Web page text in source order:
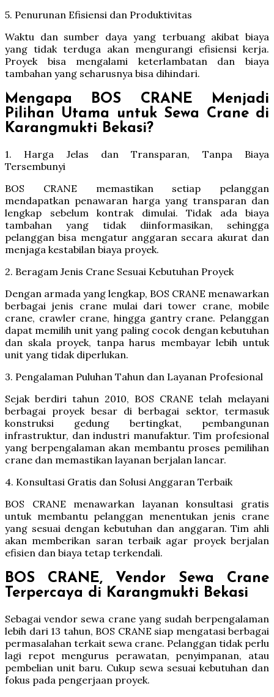
5. Penurunan Efisiensi dan Produktivitas
Waktu dan sumber daya yang terbuang akibat biaya
yang tidak terduga akan mengurangi efisiensi kerja.
Proyek bisa mengalami keterlambatan dan biaya
tambahan yang seharusnya bisa dihindari.
Mengapa BOS CRANE Menjadi
Pilihan Utama untuk Sewa Crane di
Karangmukti Bekasi?
1. Harga Jelas dan Transparan, Tanpa Biaya
Tersembunyi
BOS CRANE memastikan setiap pelanggan
mendapatkan penawaran harga yang transparan dan
lengkap sebelum kontrak dimulai. Tidak ada biaya
tambahan yang tidak diinformasikan, sehingga
pelanggan bisa mengatur anggaran secara akurat dan
menjaga kestabilan biaya proyek.
2. Beragam Jenis Crane Sesuai Kebutuhan Proyek
Dengan armada yang lengkap, BOS CRANE menawarkan
berbagai jenis crane mulai dari tower crane, mobile
crane, crawler crane, hingga gantry crane. Pelanggan
dapat memilih unit yang paling cocok dengan kebutuhan
dan skala proyek, tanpa harus membayar lebih untuk
unit yang tidak diperlukan.
3. Pengalaman Puluhan Tahun dan Layanan Profesional
Sejak berdiri tahun 2010, BOS CRANE telah melayani
berbagai proyek besar di berbagai sektor, termasuk
konstruksi gedung bertingkat, pembangunan
infrastruktur, dan industri manufaktur. Tim profesional
yang berpengalaman akan membantu proses pemilihan
crane dan memastikan layanan berjalan lancar.
4. Konsultasi Gratis dan Solusi Anggaran Terbaik
BOS CRANE menawarkan layanan konsultasi gratis
untuk membantu pelanggan menentukan jenis crane
yang sesuai dengan kebutuhan dan anggaran. Tim ahli
akan memberikan saran terbaik agar proyek berjalan
efisien dan biaya tetap terkendali.
BOS CRANE, Vendor Sewa Crane
Terpercaya di Karangmukti Bekasi
Sebagai vendor sewa crane yang sudah berpengalaman
lebih dari 13 tahun, BOS CRANE siap mengatasi berbagai
permasalahan terkait sewa crane. Pelanggan tidak perlu
lagi repot mengurus perawatan, penyimpanan, atau
pembelian unit baru. Cukup sewa sesuai kebutuhan dan
fokus pada pengerjaan proyek.